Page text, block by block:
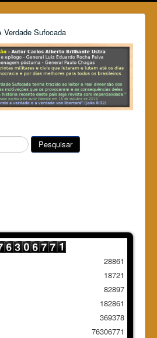
Pesquisar
28861
18721
82897
182861
369378
76306771